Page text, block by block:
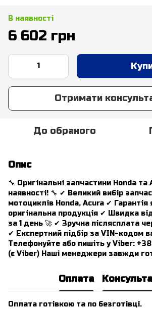
В наявності
6 602 грн
Отримати
До обраного
Опис
🔧 Оригінальні запчастини Honda та
наявності! 🔧 ✔ Великий вибір
мотоциклів Honda, Acura ✔ Гарантія
оригінальна продукція ✔ Швидка
за 1 день 🚀 ✔ Зручна післясплата
✔ Експертний підбір за VIN-кодом
Телефонуйте або пишіть у Viber:
(є Viber) Наші менеджери завжди
Оплата
Оплата готівкою та по безготівці.